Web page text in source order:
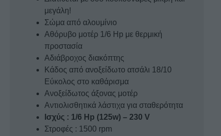
μεγάλη!
Σώμα από αλουμίνιο
Αθόρυβο μοτέρ 1/6 Hp με θερμική
προστασία
Αδιάβροχος διακόπτης
Κάδος από ανοξείδωτο ατσάλι 18/10
Εύκολος στο καθάρισμα
Ανοξείδωτος άξονας μοτέρ
Αντιολισθητικά λάστιχα για σταθερότητα
Ισχύς : 1/6 Hp (125w) – 230 V
Στροφές : 1500 rpm